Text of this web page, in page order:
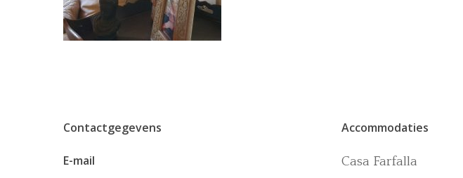
Contactgegevens
E-mail
Accommodaties
Casa Farfalla